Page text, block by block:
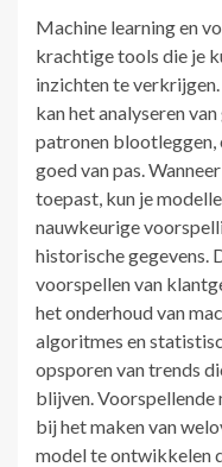
Machine learning en
krachtige tools die je
inzichten te
kan het analyseren
patronen blootleggen,
goed van pas.
toepast, kun je
nauwkeurige
historische gegevens.
voorspellen van
het onderhoud van
algoritmes en
opsporen van trends
blijven. Voorspellende
bij het maken van
model te ontwikkelen